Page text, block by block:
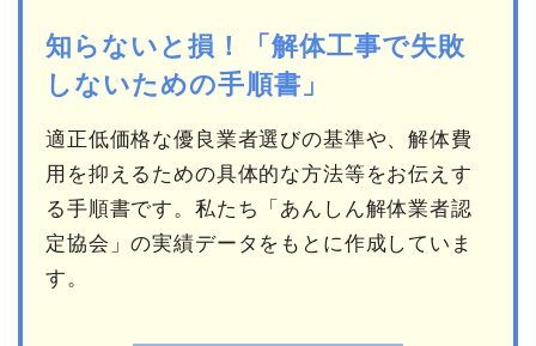
知らないと損！「解体工事で失敗
しないための手順書」
適正低価格な優良業者選びの基準や、解体費
用を抑えるための具体的な方法等をお伝えす
る手順書です。私たち「あんしん解体業者認
定協会」の実績データをもとに作成していま
す。